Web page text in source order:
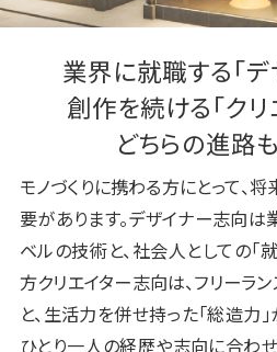
業界に就職する「デ
創作を続ける「クリ
どちらの進路
モノづくりに携わる方にとって、
要があります。デザイナー志向
ベルの技術と、社会人としての「
方クリエイター志向は、フリーラ
と、生活力を併せ持った「総造力
ひとり一人の経歴や志向に合わ